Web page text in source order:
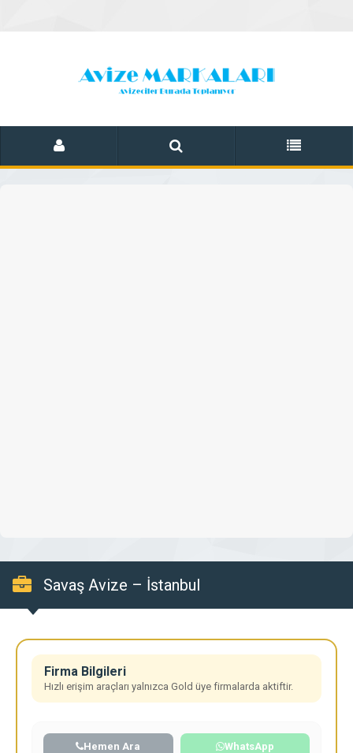
Savaş Avize – İstanbul
Firma Bilgileri
Hızlı erişim araçları yalnızca Gold üye firmalarda aktiftir.
Hemen Ara WhatsApp